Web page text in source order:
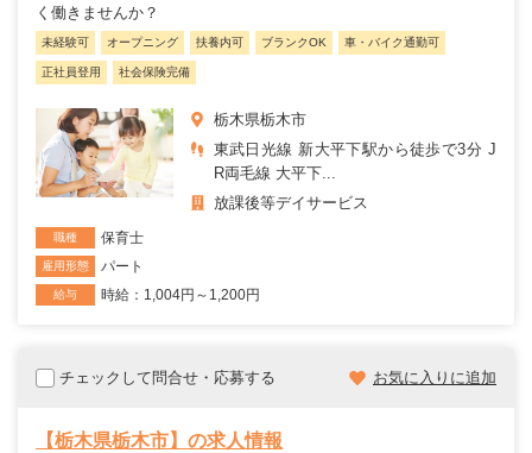
く働きませんか？
未経験可 オープニング 扶養内可 ブランクOK 車・バイク通勤可
正社員登用 社会保険完備
栃木県栃木市
東武日光線 新大平下駅から徒歩で3分 J
R両毛線 大平下...
放課後等デイサービス
職種 保育士
雇用形態 パート
給与 時給：1,004円～1,200円
チェックして問合せ・応募する お気に入りに追加
【栃木県栃木市】の求人情報